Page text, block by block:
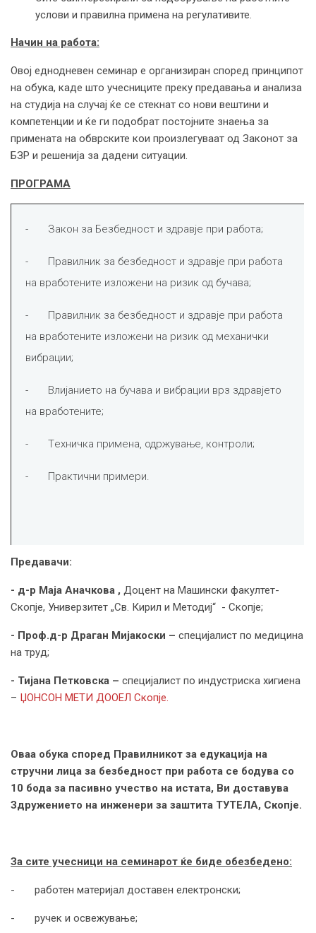
услови и правилна примена на регулативите.
Начин на работа:
Овој еднодневен семинар е организиран според принципот
на обука, каде што учесниците преку предавања и анализа
на студија на случај ќе се стекнат со нови вештини и
компетенции и ќе ги подобрат постојните знаења за
примената на обврските кои произлегуваат од Законот за
БЗР и решенија за дадени ситуации.
ПРОГРАМА
- Закон за Безбедност и здравје при работа;
- Правилник за безбедност и здравје при работа
на вработените изложени на ризик од бучава;
- Правилник за безбедност и здравје при работа
на вработените изложени на ризик од механички
вибрации;
- Влијанието на бучава и вибрации врз здравјето
на вработените;
- Tехничка примена, одржување, контроли;
- Практични примери.
Предавачи:
- д-р Маја Аначкова , Доцент на Машински факултет-
Скопје, Универзитет „Св. Кирил и Методиј“ - Скопје;
- Проф.д-р Драган Мијакоски – специjалист по медицина
на труд;
- Тијана Петковска – специјалист по индустриска хигиена
– ЏОНСОН МЕТИ ДООЕЛ Скопје.
Оваа обука според Правилникот за едукација на
стручни лица за безбедност при работа се бодува со
10 бода за пасивно учество на истата, Ви доставува
Здружението на инженери за заштита ТУТЕЛА, Скопје.
За сите учесници на семинарот ќе биде обезбедено:
- работен материјал доставен електронски;
- ручeк и освежување;